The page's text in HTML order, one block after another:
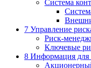
Система
7 Управление
Риск-
Ключевые
8 Информация для